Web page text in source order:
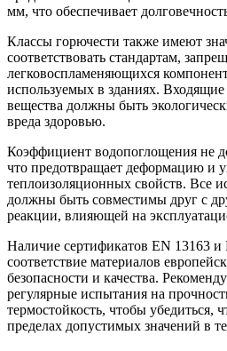
мм, что обеспечивает
Классы горючести также имеют
соответствовать стандартам,
легковоспламеняющихся
используемых в зданиях. Входящие
вещества должны быть
вреда здоровью.
Коэффициент водопоглощения не
что предотвращает деформацию и
теплоизоляционных свойств. Все
должны быть совместимы друг с
реакции, влияющей на
Наличие сертификатов EN 13163 и
соответствие материалов
безопасности и качества.
регулярные испытания на
термостойкость, чтобы убедиться,
пределах допустимых значений в